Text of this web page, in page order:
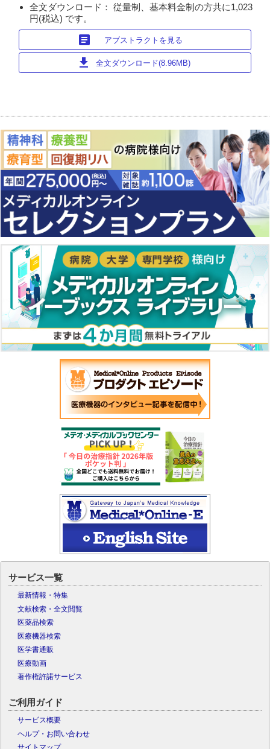
全文ダウンロード： 従量制、基本料金制の方共に1,023
円(税込) です。
article アブストラクトを見る
download 全文ダウンロード(8.96MB)
サービス一覧
最新情報・特集
文献検索・全文閲覧
医薬品検索
医療機器検索
医学書通販
医療動画
著作権許諾サービス
ご利用ガイド
サービス概要
ヘルプ・お問い合わせ
サイトマップ